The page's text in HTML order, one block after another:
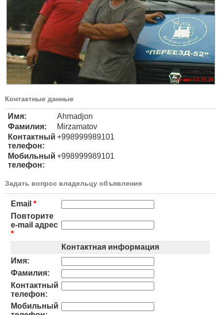
Контактные данные
Имя:
Ahmadjon
Фамилия:
Mirzamatov
Контактный
телефон:
+998999989101
Мобильный
телефон:
+998999989101
Задать вопрос владельцу объявления
Email *
Повторите
e-mail адрес
*
Контактная информация
Имя:
Фамилия:
Контактный
телефон:
Мобильный